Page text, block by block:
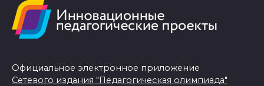
Официальное электронное приложение
Сетевого издания "Педагогическая олимпиада"